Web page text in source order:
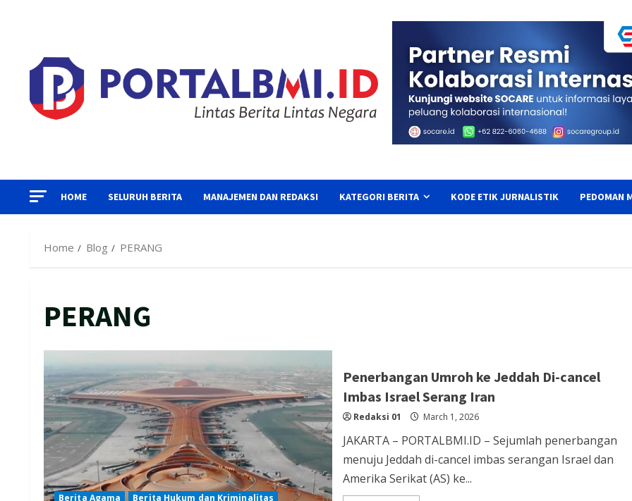
HOME SELURUH BERITA MANAJEMEN DAN REDAKSI KATEGORI BERITA KODE ETIK JURNALISTIK PEDOMAN
Home Blog PERANG
PERANG
Berita Agama
Berita Hukum dan Kriminalitas
Penerbangan Umroh ke Jeddah Di-cancel
Imbas Israel Serang Iran
Redaksi 01 March 1, 2026
JAKARTA – PORTALBMI.ID – Sejumlah penerbangan
menuju Jeddah di-cancel imbas serangan Israel dan
Amerika Serikat (AS) ke...